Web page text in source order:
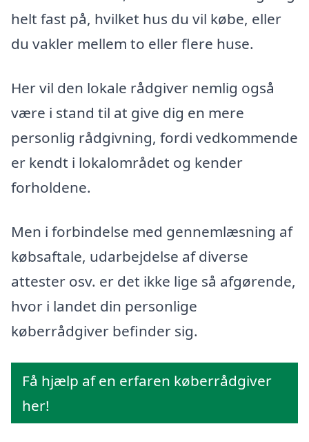
helt fast på, hvilket hus du vil købe, eller
du vakler mellem to eller flere huse.
Her vil den lokale rådgiver nemlig også
være i stand til at give dig en mere
personlig rådgivning, fordi vedkommende
er kendt i lokalområdet og kender
forholdene.
Men i forbindelse med gennemlæsning af
købsaftale, udarbejdelse af diverse
attester osv. er det ikke lige så afgørende,
hvor i landet din personlige
køberrådgiver befinder sig.
Få hjælp af en erfaren køberrådgiver
her!